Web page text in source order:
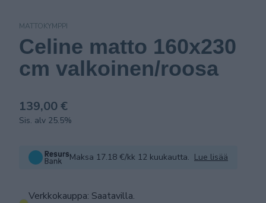
MATTOKYMPPI
Celine matto 160x230
cm valkoinen/roosa
139,00 €
Sis. alv 25.5%
Maksa 17.18 €/kk 12 kuukautta. Lue lisää
Verkkokauppa: Saatavilla.